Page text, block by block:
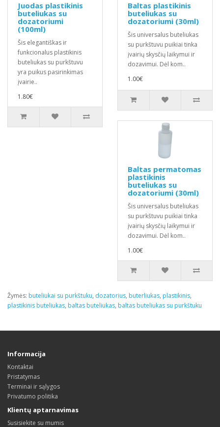
Juodas plastikinis
buteliukas su
dozatoriumi
(100ml)
Šis elegantiškas ir
funkcionalus plastikinis
buteliukas su purkštuvu
yra puikus pasirinkimas
įvairie..
1.80€
Baltas plastikinis
buteliukas su
dozatoriumi (30ml)
Šis universalus buteliukas
su purkštuvu puikiai tinka
įvairių skysčių laikymui ir
dozavimui. Dėl kom..
1.00€
Baltas permatomas
plastikinis
buteliukas su
dozatoriumi (30ml)
Šis universalus buteliukas
su purkštuvu puikiai tinka
įvairių skysčių laikymui ir
dozavimui. Dėl kom..
1.00€
Žymės: buteliukai su purkštuku, dozatorius, buterliukas, plastikinis,
plastikinis buteliukas, baltas buteliukas, baltas buteliukas su purkštuku
Informacija
Kontaktai
Pristatymas
Terminai ir sąlygos
Privatumo politika
Klientų aptarnavimas
Susisiekite su mumis